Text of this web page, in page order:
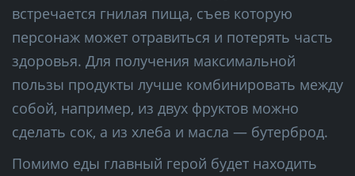
встречается гнилая пища, съев которую
персонаж может отравиться и потерять часть
здоровья. Для получения максимальной
пользы продукты лучше комбинировать между
собой, например, из двух фруктов можно
сделать сок, а из хлеба и масла — бутерброд.
Помимо еды главный герой будет находить